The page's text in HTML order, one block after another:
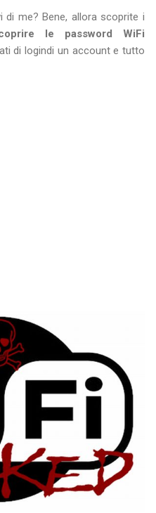
me? Bene, allora scoprite i
le password WiFi
di logindi un account e tutto